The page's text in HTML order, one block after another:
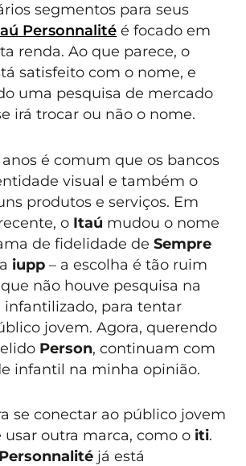
segmentos para seus
Personnalité é focado em
renda. Ao que parece, o
satisfeito com o nome, e
uma pesquisa de mercado
irá trocar ou não o nome.
é comum que os bancos
visual e também o
produtos e serviços. Em
o Itaú mudou o nome
de fidelidade deSempre
iupp – a escolha é tão ruim
não houve pesquisa na
infantilizado, para tentar
jovem. Agora, querendo
Person, continuam com
infantil na minha opinião.
se conectar ao público jovem
usar outra marca, como o iti.
Personnalité já está